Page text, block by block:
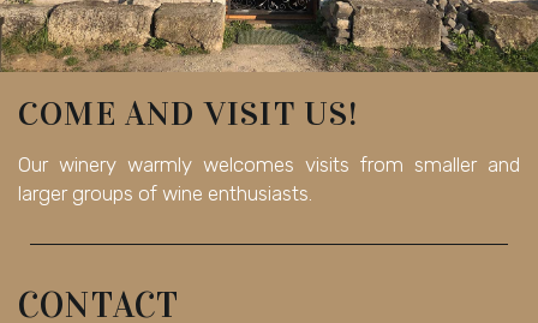
COME AND VISIT US!
Our winery warmly welcomes visits from smaller and
larger groups of wine enthusiasts.
CONTACT